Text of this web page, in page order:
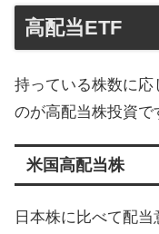
高配当ETF
持っている株数に応
のが高配当株投資で
米国高配当株
日本株に比べて配